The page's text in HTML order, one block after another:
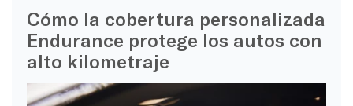
Cómo la cobertura personalizada
Endurance protege los autos con
alto kilometraje